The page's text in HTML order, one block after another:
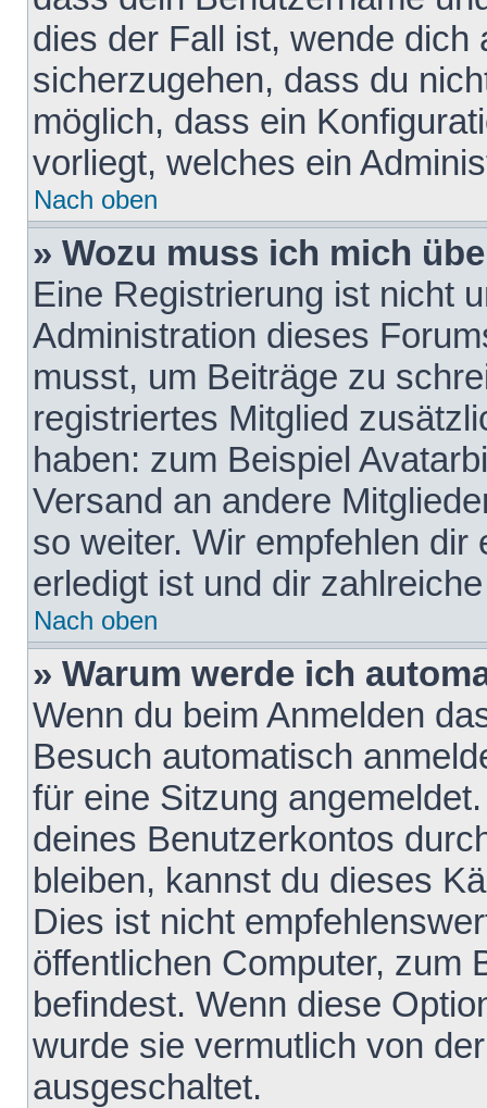
dies der Fall ist, wende dich
sicherzugehen, dass du
möglich, dass ein
vorliegt, welches ein
Nach oben
» Wozu muss ich mich
Eine Registrierung ist nicht
Administration dieses
musst, um Beiträge zu
registriertes Mitglied
haben: zum Beispiel
Versand an andere
so weiter. Wir empfehlen
erledigt ist und dir
Nach oben
» Warum werde ich
Wenn du beim Anmelden
Besuch automatisch
für eine Sitzung
deines Benutzerkontos
bleiben, kannst du dieses
Dies ist nicht
öffentlichen Computer, zum
befindest. Wenn diese
wurde sie vermutlich von
ausgeschaltet.